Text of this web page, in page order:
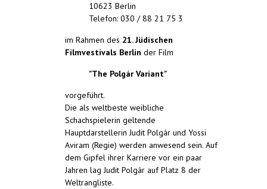
10623 Berlin
Telefon: 030 / 88 21 75 3
im Rahmen des 21. Jüdischen
Filmvestivals Berlin der Film
"The Polgár Variant"
vorgeführt.
Die als weltbeste weibliche
Schachspielerin geltende
Hauptdarstellerin Judit Polgár und Yossi
Aviram (Regie) werden anwesend sein. Auf
dem Gipfel ihrer Karriere vor ein paar
Jahren lag Judit Polgár auf Platz 8 der
Weltrangliste.